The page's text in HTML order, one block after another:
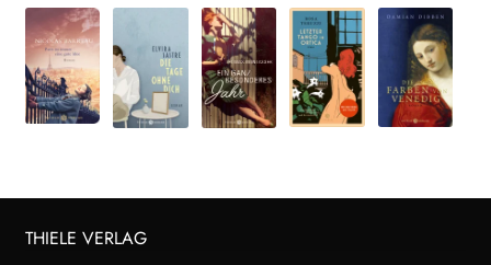
THIELE VERLAG